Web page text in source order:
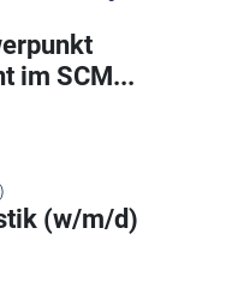
im SCM...
(w/m/d)